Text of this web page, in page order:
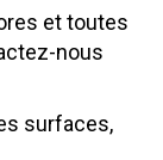
et toutes
nous
surfaces,